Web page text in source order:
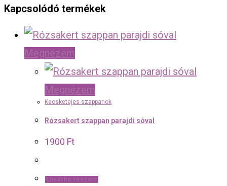
Kapcsolódó termékek
Megnézem
Megnézem
Kecsketejes szappanok
Rózsakert szappan parajdi sóval
1900 Ft
Kosárba teszem